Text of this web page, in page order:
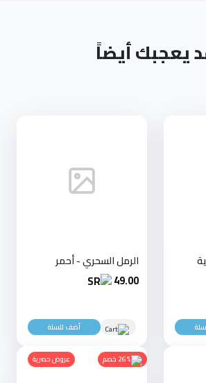
يعجبك أيضاً
الرمل السحري - أحمر
49.00
أضف للسلة
26% خصم عروض حصرية